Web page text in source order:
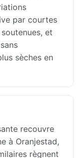
par courtes
et
sèches en
recouvre
à Oranjestad,
règnent